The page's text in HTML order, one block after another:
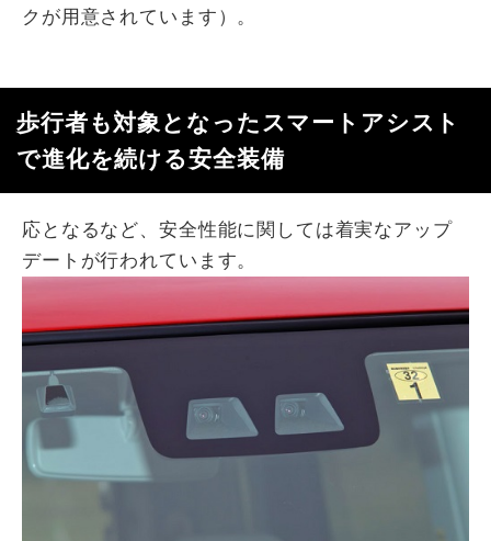
クが用意されています）。
歩行者も対象となったスマートアシスト
で進化を続ける安全装備
応となるなど、安全性能に関しては着実なアップ
デートが行われています。